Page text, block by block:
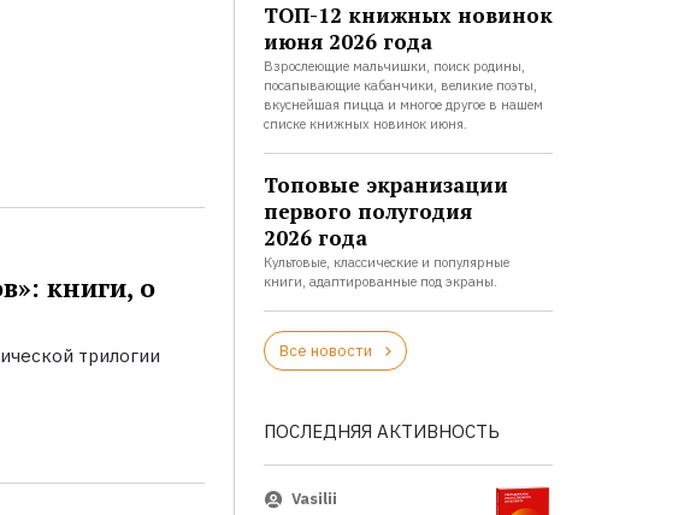
книги, о
трилогии
ТОП-12 книжных новинок
июня 2026 года
Взрослеющие мальчишки, поиск родины,
посапывающие кабанчики, великие поэты,
вкуснейшая пицца и многое другое в нашем
списке книжных новинок июня.
Топовые экранизации
первого полугодия
2026 года
Культовые, классические и популярные
книги, адаптированные под экраны.
Все новости
ПОСЛЕДНЯЯ АКТИВНОСТЬ
Vasilii